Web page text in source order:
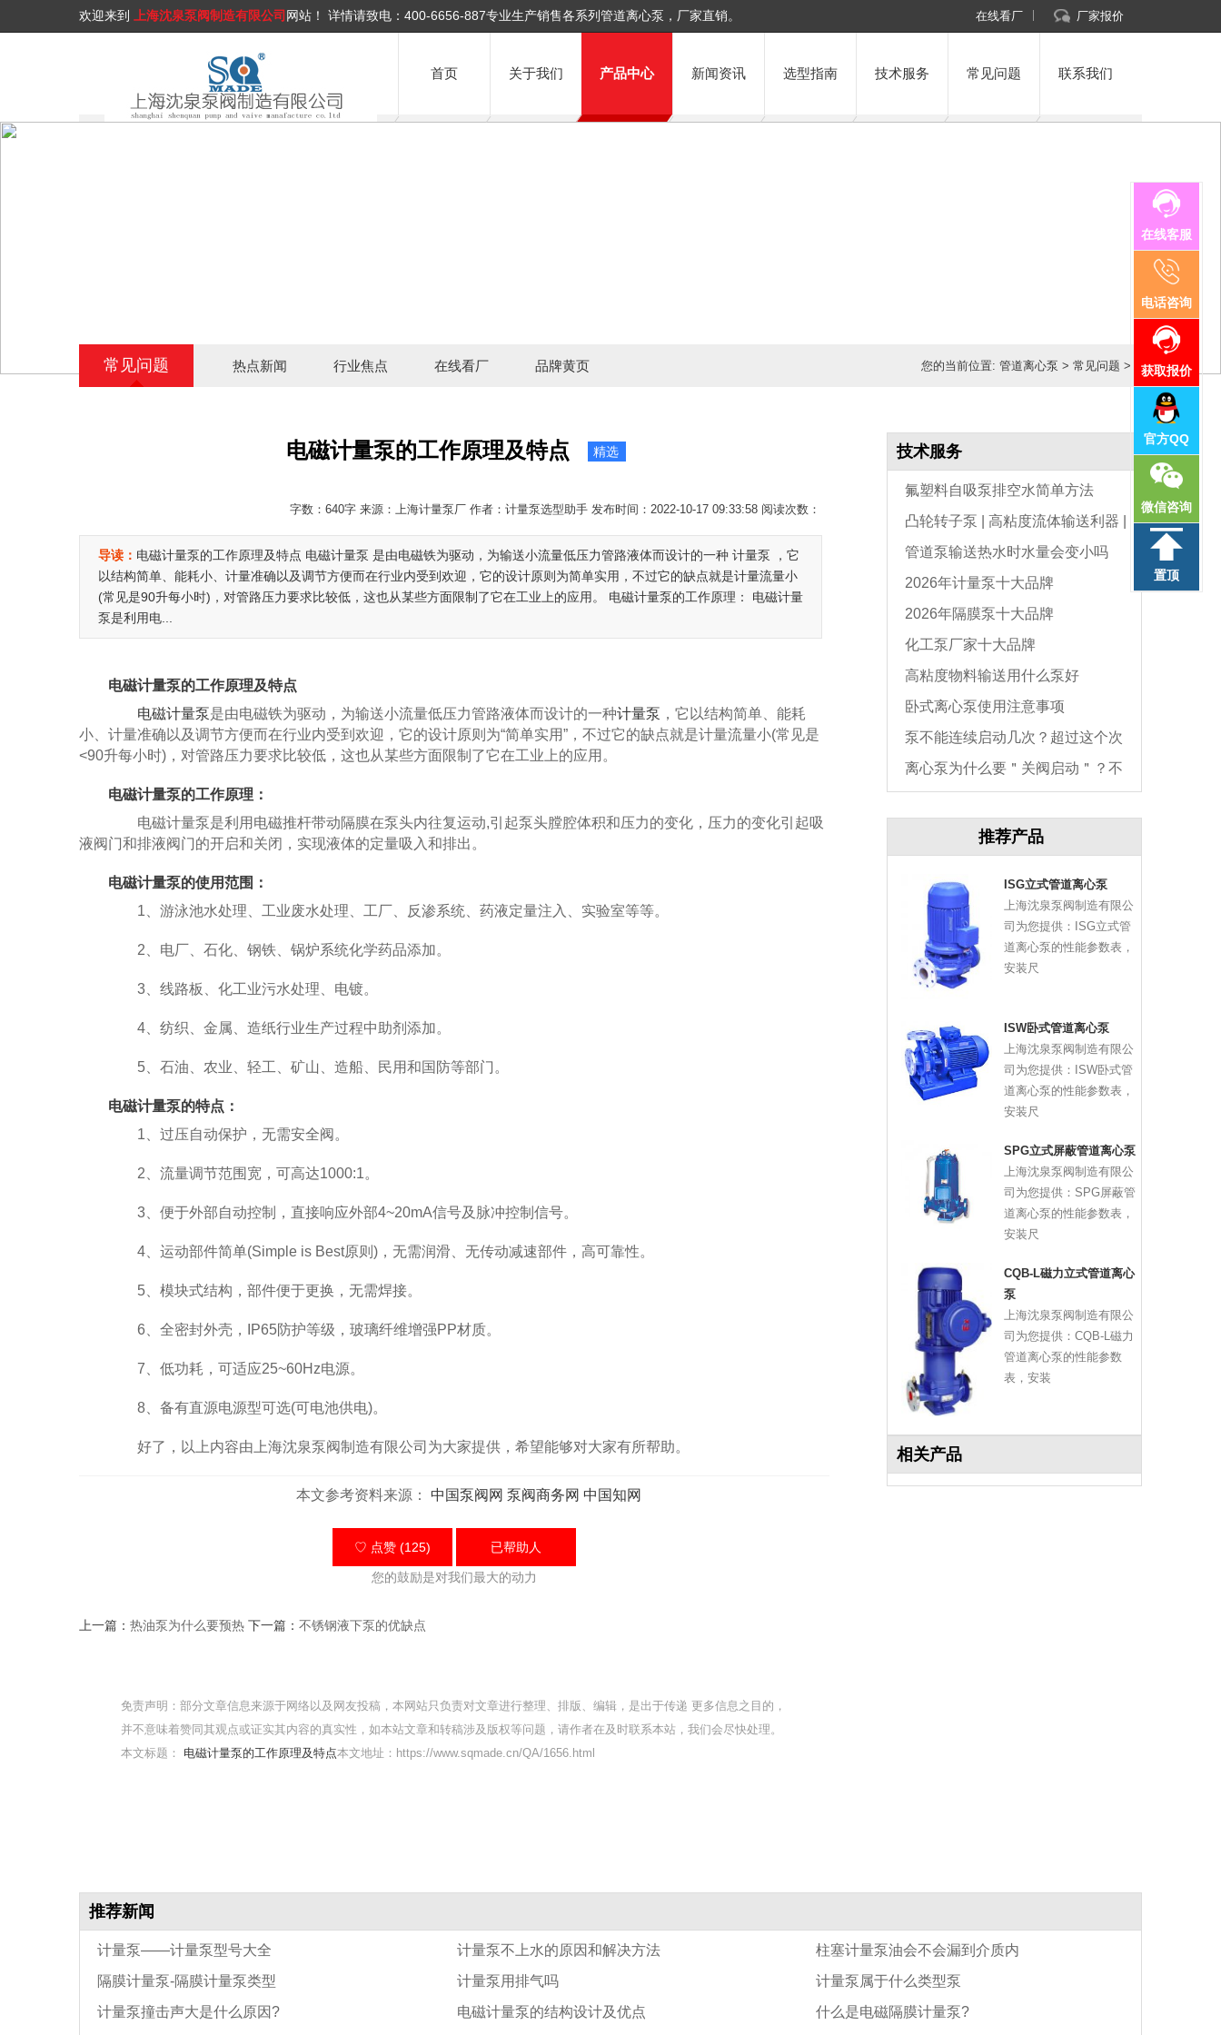
欢迎来到 上海沈泉泵阀制造有限公司 网站！ 详情请致电： 400-6656-887专业生产销售各系列管道离心泵，厂家直销。 在线看厂 厂家报价
首页 关于我们 产品中心 新闻资讯 选型指南 技术服务 常见问题 联系我们
在线客服
电话咨询
获取报价
官方QQ
微信咨询
置顶
常见问题 热点新闻 行业焦点 在线看厂 品牌黄页 您的当前位置:管道离心泵 >常见问题 >
电磁计量泵的工作原理及特点 精选
字数：640字 来源：上海计量泵厂 作者：计量泵选型助手 发布时间：2022-10-17 09:33:58 阅读次数：
导读： 电磁计量泵的工作原理及特点 电磁计量泵 是由电磁铁为驱动，为输送小流量低压力管路液体而设计的一种 计量泵 ，它
以结构简单、能耗小、计量准确以及调节方便而在行业内受到欢迎，它的设计原则为简单实用，不过它的缺点就是计量流量小
(常见是90升每小时)，对管路压力要求比较低，这也从某些方面限制了它在工业上的应用。 电磁计量泵的工作原理： 电磁计量
泵是利用电...
电磁计量泵的工作原理及特点
电磁计量泵是由电磁铁为驱动，为输送小流量低压力管路液体而设计的一种计量泵 ，它以结构简单、能耗
小、计量准确以及调节方便而在行业内受到欢迎，它的设计原则为“简单实用”，不过它的缺点就是计量流量小(常见是
<90升每小时)，对管路压力要求比较低，这也从某些方面限制了它在工业上的应用。
电磁计量泵的工作原理：
电磁计量泵是利用电磁推杆带动隔膜在泵头内往复运动,引起泵头膛腔体积和压力的变化，压力的变化引起吸
液阀门和排液阀门的开启和关闭，实现液体的定量吸入和排出。
电磁计量泵的使用范围：
1、游泳池水处理、工业废水处理、工厂、反渗系统、药液定量注入、实验室等等。
2、电厂、石化、钢铁、锅炉系统化学药品添加。
3、线路板、化工业污水处理、电镀。
4、纺织、金属、造纸行业生产过程中助剂添加。
5、石油、农业、轻工、矿山、造船、民用和国防等部门。
电磁计量泵的特点：
1、过压自动保护，无需安全阀。
2、流量调节范围宽，可高达1000:1。
3、便于外部自动控制，直接响应外部4~20mA信号及脉冲控制信号。
4、运动部件简单(Simple is Best原则)，无需润滑、无传动减速部件，高可靠性。
5、模块式结构，部件便于更换，无需焊接。
6、全密封外壳，IP65防护等级，玻璃纤维增强PP材质。
7、低功耗，可适应25~60Hz电源。
8、备有直源电源型可选(可电池供电)。
好了，以上内容由上海沈泉泵阀制造有限公司为大家提供，希望能够对大家有所帮助。
本文参考资料来源： 中国泵阀网 泵阀商务网 中国知网
♡ 点赞 (125) 已帮助人
您的鼓励是对我们最大的动力
上一篇： 热油泵为什么要预热 下一篇： 不锈钢液下泵的优缺点
免责声明：部分文章信息来源于网络以及网友投稿，本网站只负责对文章进行整理、排版、编辑，是出于传递 更多信息之目的，
并不意味着赞同其观点或证实其内容的真实性，如本站文章和转稿涉及版权等问题，请作者在及时联系本站，我们会尽快处理。
本文标题： 电磁计量泵的工作原理及特点本文地址：https://www.sqmade.cn/QA/1656.html
技术服务
氟塑料自吸泵排空水简单方法
凸轮转子泵 | 高粘度流体输送利器 |
选型与维护全指南
管道泵输送热水时水量会变小吗
2026年计量泵十大品牌
2026年隔膜泵十大品牌
化工泵厂家十大品牌
高粘度物料输送用什么泵好
卧式离心泵使用注意事项
泵不能连续启动几次？超过这个次
数，电机必坏
离心泵为什么要＂关阀启动＂？不
推荐产品
ISG立式管道离心泵
上海沈泉泵阀制造有限公
司为您提供：ISG立式管
道离心泵的性能参数表，
安装尺
ISW卧式管道离心泵
上海沈泉泵阀制造有限公
司为您提供：ISW卧式管
道离心泵的性能参数表，
安装尺
SPG立式屏蔽管道离心泵
上海沈泉泵阀制造有限公
司为您提供：SPG屏蔽管
道离心泵的性能参数表，
安装尺
CQB-L磁力立式管道离心
泵
上海沈泉泵阀制造有限公
司为您提供：CQB-L磁力
管道离心泵的性能参数
表，安装
相关产品
推荐新闻
计量泵——计量泵型号大全 计量泵不上水的原因和解决方法
柱塞计量泵油会不会漏到介质内
隔膜计量泵-隔膜计量泵类型
计量泵用排气吗
计量泵属于什么类型泵
计量泵撞击声大是什么原因?
电磁计量泵的结构设计及优点
什么是电磁隔膜计量泵?